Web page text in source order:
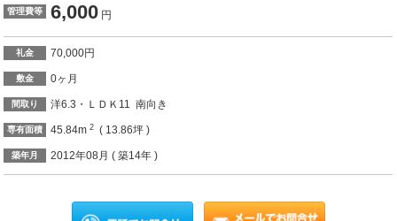
管理費等 6,000 円
礼金 70,000円
敷金 0ヶ月
間取り 洋6.3・ＬＤＫ11 南向き
専有面積 45.84m2 ( 13.86坪 )
築年月 2012年08月 ( 築14年 )